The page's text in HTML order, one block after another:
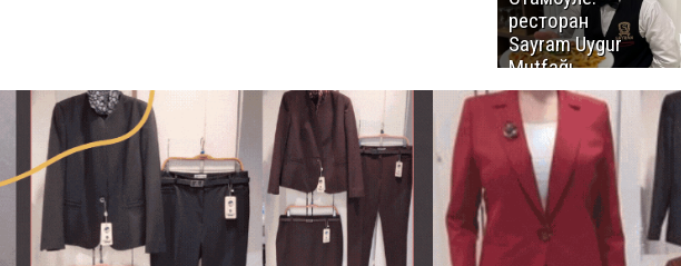
ресторан
Sayram Uygur
Mutfağı